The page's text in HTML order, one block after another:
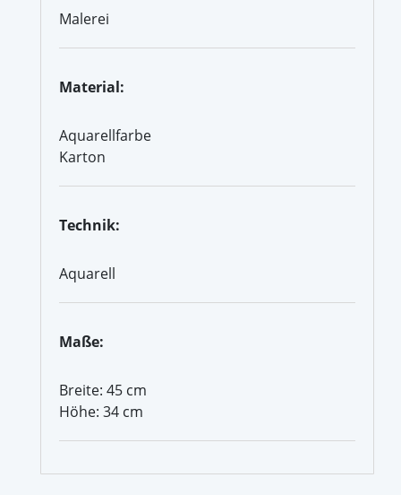
Malerei
Material:
Aquarellfarbe
Karton
Technik:
Aquarell
Maße:
Breite: 45 cm
Höhe: 34 cm